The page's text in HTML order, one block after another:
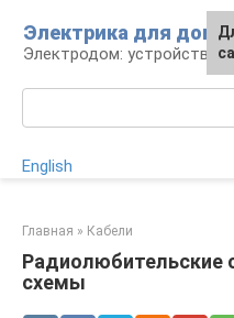
контенту
Электрика для дома
Электродом: устройства,
English
Главная » Кабели
Радиолюбительские
схемы